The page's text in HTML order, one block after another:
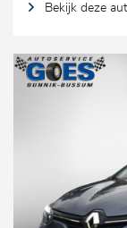
Bekijk deze